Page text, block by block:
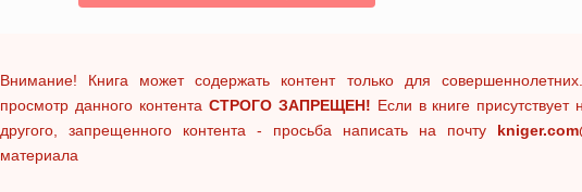
Внимание! Книга может содержать контент только для
просмотр данного контента СТРОГО ЗАПРЕЩЕН! Если в книге
другого, запрещенного контента - просьба написать на почту
материала